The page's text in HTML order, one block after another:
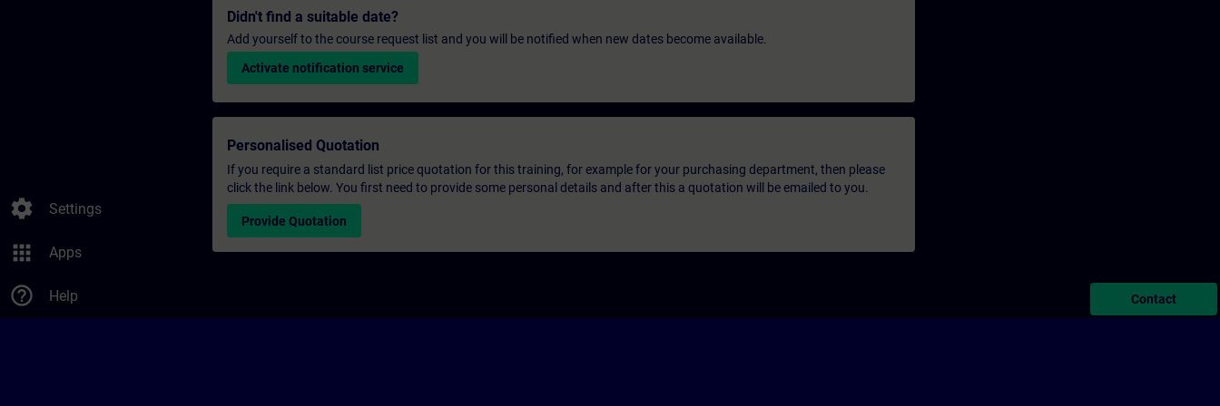
settings Settings
apps Apps
help_outline Help
Didn't find a suitable date?
Add yourself to the course request list and you will be notified when new dates become available.
Activate notification service
Personalised Quotation
If you require a standard list price quotation for this training, for example for your purchasing department, then please
click the link below. You first need to provide some personal details and after this a quotation will be emailed to you.
Provide Quotation
Contact